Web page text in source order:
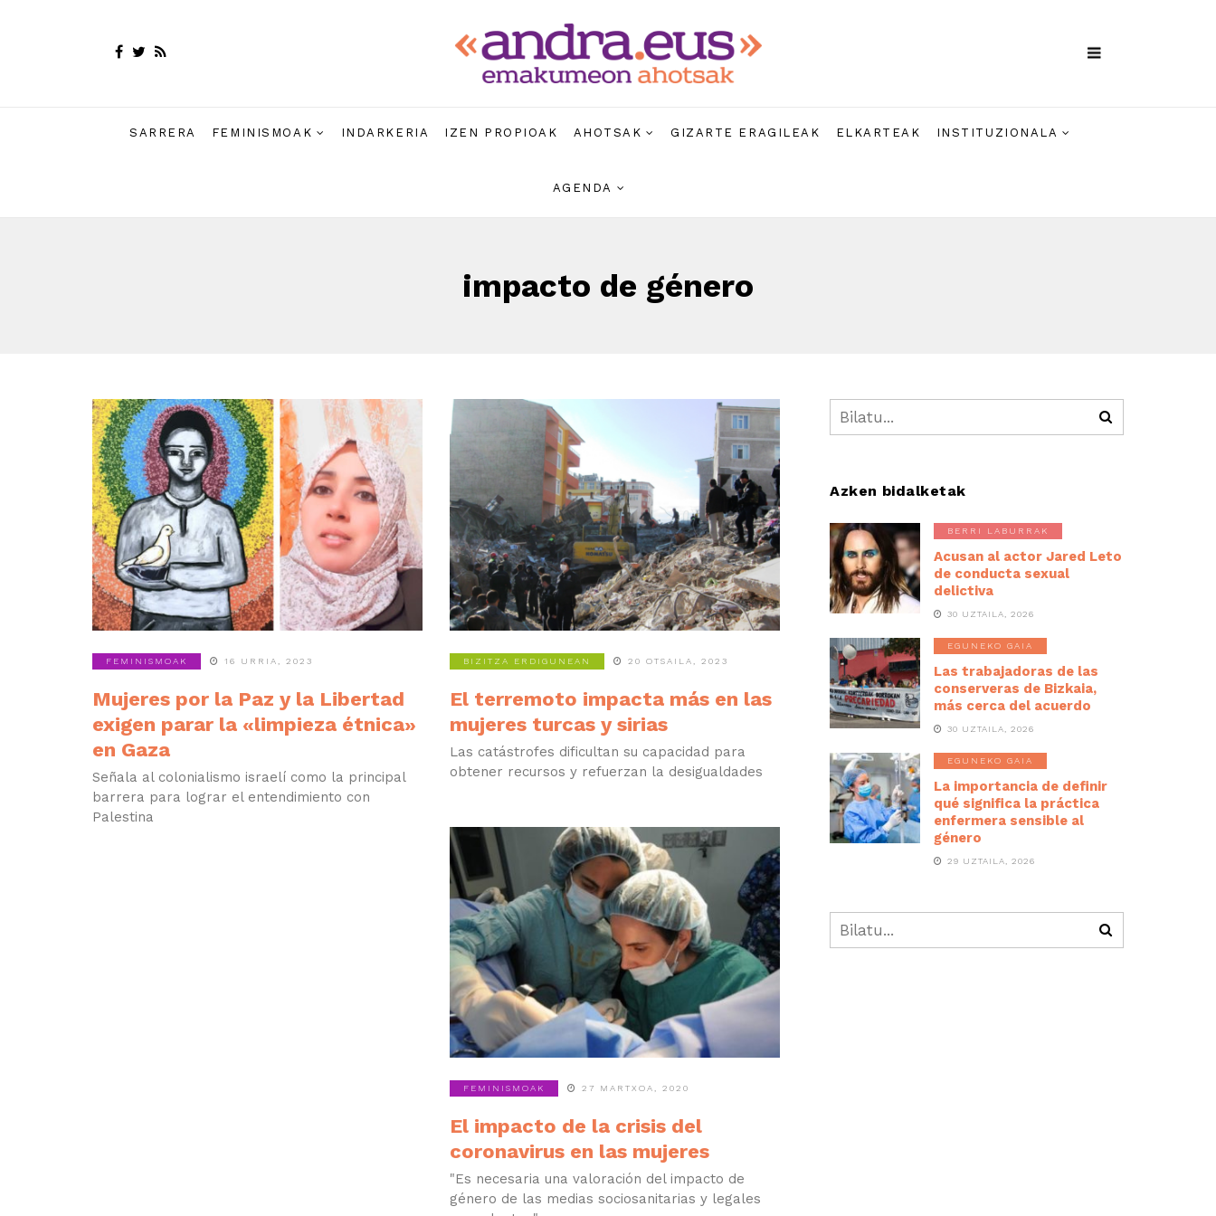
SARRERA FEMINISMOAK INDARKERIA IZEN PROPIOAK AHOTSAK GIZARTE ERAGILEAK ELKARTEAK INSTITUZIONALA
AGENDA
impacto de género
FEMINISMOAK 16 URRIA, 2023
Mujeres por la Paz y la Libertad
exigen parar la «limpieza étnica»
en Gaza
Señala al colonialismo israelí como la principal
barrera para lograr el entendimiento con
Palestina
BIZITZA ERDIGUNEAN 20 OTSAILA, 2023
El terremoto impacta más en las
mujeres turcas y sirias
Las catástrofes dificultan su capacidad para
obtener recursos y refuerzan la desigualdades
FEMINISMOAK 27 MARTXOA, 2020
El impacto de la crisis del
coronavirus en las mujeres
"Es necesaria una valoración del impacto de
género de las medias sociosanitarias y legales
Azken bidalketak
BERRI LABURRAK
Acusan al actor Jared Leto
de conducta sexual
delictiva
30 UZTAILA, 2026
EGUNEKO GAIA
Las trabajadoras de las
conserveras de Bizkaia,
más cerca del acuerdo
30 UZTAILA, 2026
EGUNEKO GAIA
La importancia de definir
qué significa la práctica
enfermera sensible al
género
29 UZTAILA, 2026